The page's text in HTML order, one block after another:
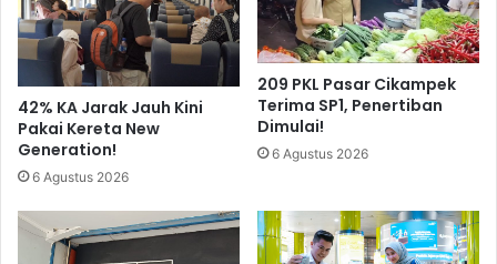
42% KA Jarak Jauh Kini
Pakai Kereta New
Generation!
6 Agustus 2026
209 PKL Pasar Cikampek
Terima SP1, Penertiban
Dimulai!
6 Agustus 2026